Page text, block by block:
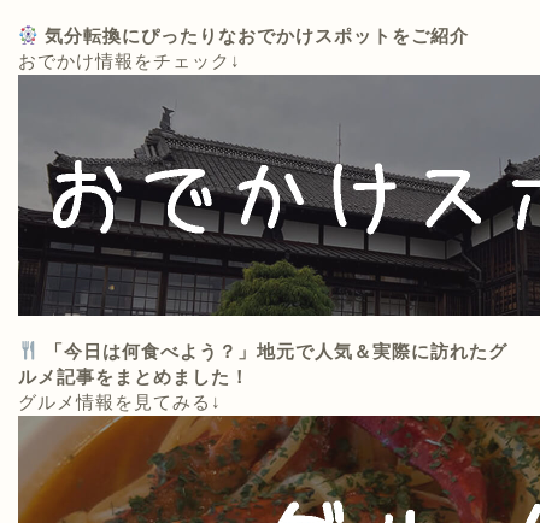
気分転換にぴったりなおでかけスポットをご紹介
おでかけ情報をチェック↓
「今日は何食べよう？」地元で人気＆実際に訪れたグ
ルメ記事をまとめました！
グルメ情報を見てみる↓